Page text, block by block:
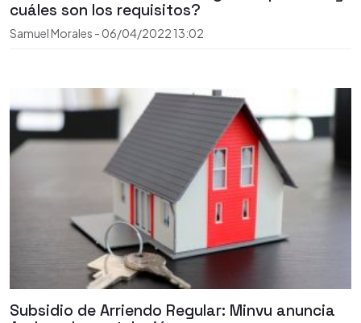
cuáles son los requisitos?
Samuel Morales - 06/04/2022 13:02
Subsidio de Arriendo Regular: Minvu anuncia